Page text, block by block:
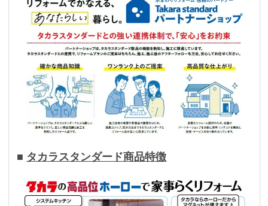
■ タカラスタンダード商品特徴